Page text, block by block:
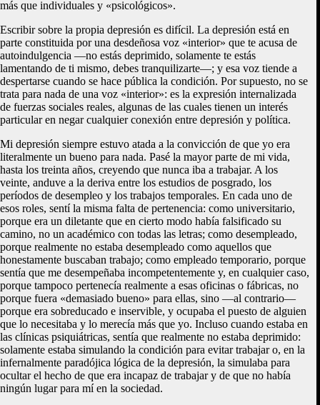
más que individuales y «psicológicos».
Escribir sobre la propia depresión es difícil. La depresión está en
parte constituida por una desdeñosa voz «interior» que te acusa de
autoindulgencia —no estás deprimido, solamente te estás
lamentando de ti mismo, debes tranquilizarte—; y esa voz tiende a
despertarse cuando se hace pública la condición. Por supuesto, no se
trata para nada de una voz «interior»: es la expresión internalizada
de fuerzas sociales reales, algunas de las cuales tienen un interés
particular en negar cualquier conexión entre depresión y política.
Mi depresión siempre estuvo atada a la convicción de que yo era
literalmente un bueno para nada. Pasé la mayor parte de mi vida,
hasta los treinta años, creyendo que nunca iba a trabajar. A los
veinte, anduve a la deriva entre los estudios de posgrado, los
períodos de desempleo y los trabajos temporales. En cada uno de
esos roles, sentí la misma falta de pertenencia: como universitario,
porque era un diletante que en cierto modo había falsificado su
camino, no un académico con todas las letras; como desempleado,
porque realmente no estaba desempleado como aquellos que
honestamente buscaban trabajo; como empleado temporario, porque
sentía que me desempeñaba incompetentemente y, en cualquier caso,
porque tampoco pertenecía realmente a esas oficinas o fábricas, no
porque fuera «demasiado bueno» para ellas, sino —al contrario—
porque era sobreducado e inservible, y ocupaba el puesto de alguien
que lo necesitaba y lo merecía más que yo. Incluso cuando estaba en
las clínicas psiquiátricas, sentía que realmente no estaba deprimido:
solamente estaba simulando la condición para evitar trabajar o, en la
infernalmente paradójica lógica de la depresión, la simulaba para
ocultar el hecho de que era incapaz de trabajar y de que no había
ningún lugar para mí en la sociedad.